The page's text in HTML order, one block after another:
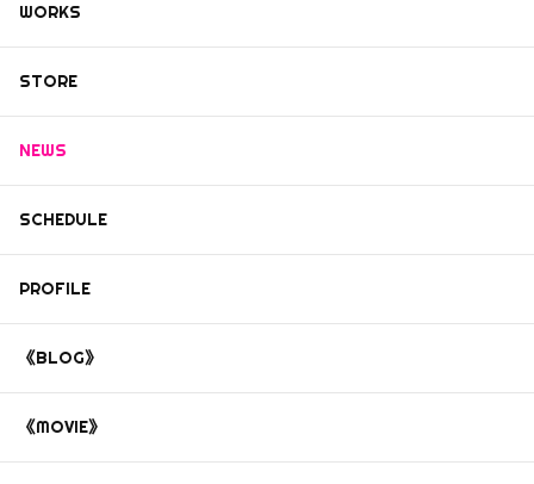
WORKS
STORE
NEWS
SCHEDULE
PROFILE
《BLOG》
《MOVIE》